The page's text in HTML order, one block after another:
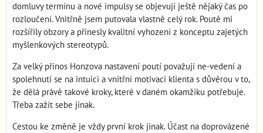
domluvy termínu a nové impulsy se objevují ještě nějaký čas po
rozloučení. Vnitřně jsem putovala vlastně celý rok. Poutě mi
rozšířily obzory a přinesly kvalitní vyhození z konceptu zajetých
myšlenkových stereotypů.
Za velký přínos Honzova nastavení poutí považuji ne-vedení a
spolehnutí se na intuici a vnitřní motivaci klienta s důvěrou v to,
že dělá právě takové kroky, které v daném okamžiku potřebuje.
Třeba zažít sebe jinak.
Cestou ke změně je vždy první krok jinak. Účast na doprovázené